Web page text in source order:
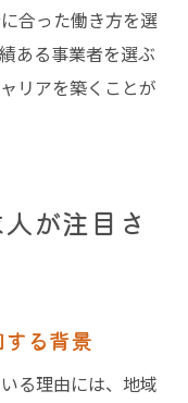
合った働き方を選
ある事業者を選ぶ
リアを築くことが
が注目さ
る背景
る理由には、地域